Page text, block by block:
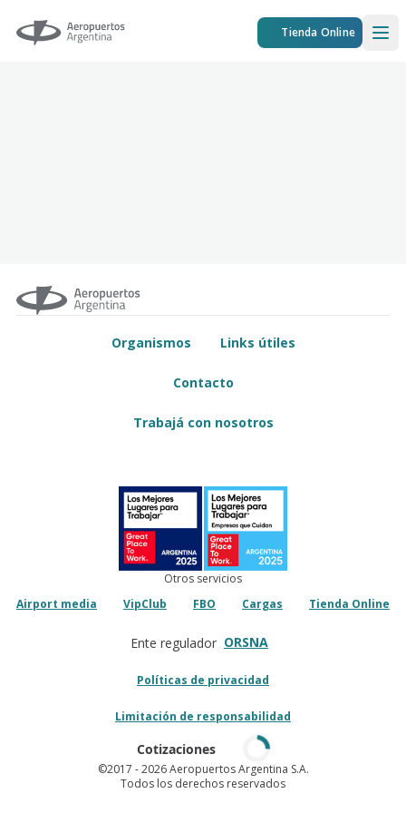
Aeropuertos Argentina Tienda Online
Organismos Links útiles
Contacto
Trabajá con nosotros
Otros servicios
Airport media
VipClub FBO Cargas Tienda Online
Ente regulador ORSNA
Políticas de privacidad
Limitación de responsabilidad
Cotizaciones
©2017 - 2026 Aeropuertos Argentina S.A.
Todos los derechos reservados